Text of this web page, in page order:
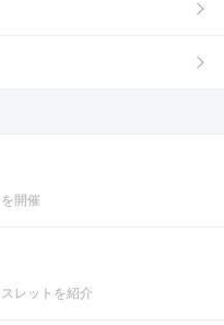
開催
レットを紹介